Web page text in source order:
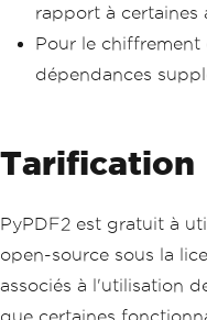
rapport à certaines
Pour le chiffrement
dépendances
Tarification
PyPDF2 est gratuit à
open-source sous la
associés à l'utilisation